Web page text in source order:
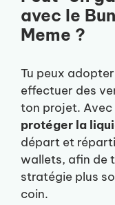
avec le
Meme ?
Tu peux
effectuer des
ton projet. Avec
protéger la
départ et
wallets, afin de
stratégie plus
coin.